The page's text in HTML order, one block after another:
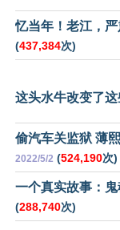
忆当年！老江，
(437,384次)
这头水牛改变了
偷汽车关监狱 薄
2022/5/2 (524,190次)
一个真实故事：
(288,740次)